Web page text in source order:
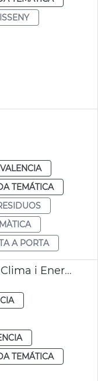
VALENCIA
TEMÁTICA
A PORTA
Paseos guiados Cabanyal Clima i Energia
TEMÁTICA